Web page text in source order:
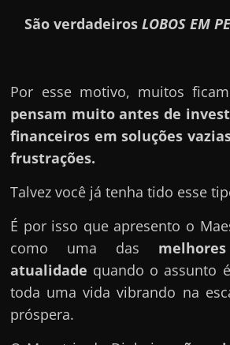
São verdadeirosLOBOS EM
Por esse motivo, muitos
pensam muito antes de
financeiros em soluções
frustrações.
Talvez você já tenha tido esse
É por isso que apresento o
como uma das
atualidade quando o assunto
toda uma vida vibrando na
próspera.